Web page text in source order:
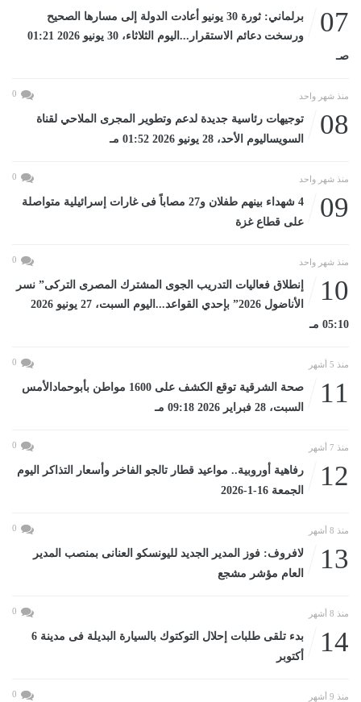
07
برلماني: ثورة 30 يونيو أعادت الدولة إلى مسارها الصحيح
ورسخت دعائم الاستقرار...اليوم الثلاثاء، 30 يونيو 2026 01:21
صـ
منذ شهر واحد 0
08
توجيهات رئاسية جديدة لدعم وتطوير المجرى الملاحي لقناة
السويساليوم الأحد، 28 يونيو 2026 01:52 مـ
منذ شهر واحد 0
09
4 شهداء بينهم طفلان و27 مصاباً فى غارات إسرائيلية متواصلة
على قطاع غزة
منذ شهر واحد 0
10
إنطلاق فعاليات التدريب الجوى المشترك المصرى التركى” نسر
الأناضول 2026” بإحدي القواعد...اليوم السبت، 27 يونيو 2026
05:10 مـ
منذ 5 أشهر 0
11
صحة الشرقية توقع الكشف على 1600 مواطن بأبوحمادالأمس
السبت، 28 فبراير 2026 09:18 مـ
منذ 7 أشهر 0
12
رفاهية أوروبية.. مواعيد قطار تالجو الفاخر وأسعار التذاكر اليوم
الجمعة 16-1-2026
منذ 8 أشهر 0
13
لافروف: فوز المدير الجديد لليونسكو العنانى بمنصب المدير
العام مؤشر مشجع
منذ 8 أشهر 0
14
بدء تلقى طلبات إحلال التوكتوك بالسيارة البديلة فى مدينة 6
أكتوبر
منذ 9 أشهر 0